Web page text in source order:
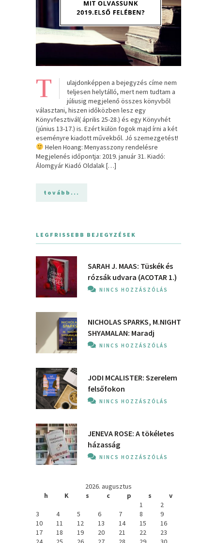
T
ulajdonképpen a bejegyzés címe nem
teljesen helytálló, mert nem tudtam a
júliusig megjelenő összes könyvből
választani, hiszen időközben lesz egy
Könyvfesztivál( április 25-28.) és egy Könyvhét
(június 13-17.) is. Ezért külön fogok majd írni a két
eseményre kiadott művekből. Jó szemezgetést!
Helen Hoang: Menyasszony ​rendelésre
Megjelenés időpontja: 2019. január 31. Kiadó:
Álomgyár Kiadó Oldalak […]
tovább...
LEGFRISSEBB BEJEGYZÉSEK
SARAH J. MAAS: Tüskék és
rózsák udvara (ACOTAR 1.)
NINCS HOZZÁSZÓLÁS
NICHOLAS SPARKS, M.NIGHT
SHYAMALAN: Maradj
NINCS HOZZÁSZÓLÁS
JODI MCALISTER: Szerelem
felsőfokon
NINCS HOZZÁSZÓLÁS
JENEVA ROSE: A ​tökéletes
házasság
NINCS HOZZÁSZÓLÁS
2026. augusztus
h
K s c p s
v
1
2
3
4 5 6 7 8
9
10
11 12 13 14 15
16
17
18 19 20 21 22
23